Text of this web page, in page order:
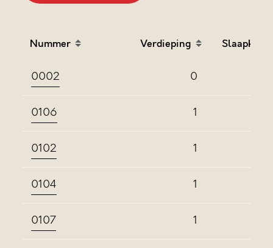
Nummer
Sort table by Nummer in descending order
Verdieping
Sort table by
0002 0
0106 1
0102 1
0104 1
0107 1